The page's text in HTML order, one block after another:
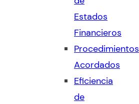
Estados
Financieros
Procedimientos
Acordados
Eficiencia
de